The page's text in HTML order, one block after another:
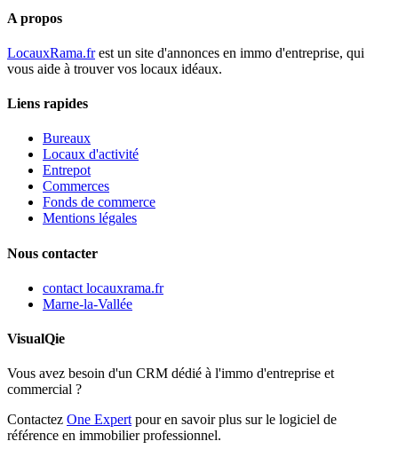
A propos
LocauxRama.frest un site d'annonces en immo d'entreprise, qui
vous aide à trouver vos locaux idéaux.
Liens rapides
Bureaux
Locaux d'activité
Entrepot
Commerces
Fonds de commerce
Mentions légales
Nous contacter
contact locauxrama.fr
Marne-la-Vallée
VisualQie
Vous avez besoin d'un CRM dédié à l'immo d'entreprise et
commercial ?
Contactez One Expertpour en savoir plus sur le logiciel de
référence en immobilier professionnel.